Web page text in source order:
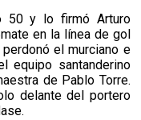
50 y lo firmó Arturo
en la línea de gol
el murciano e
equipo santanderino
de Pablo Torre.
delante del portero